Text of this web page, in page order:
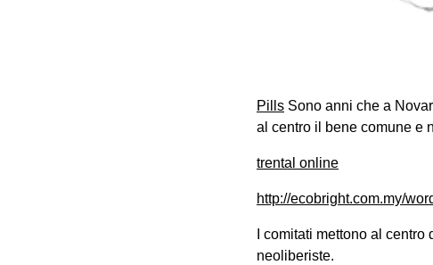
Pills Sono anni che a
al centro il bene comune e
trental online
http://ecobright.com.my/
I comitati mettono al
neoliberiste.